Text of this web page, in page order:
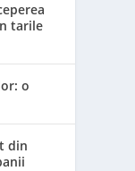
tarile
o
din